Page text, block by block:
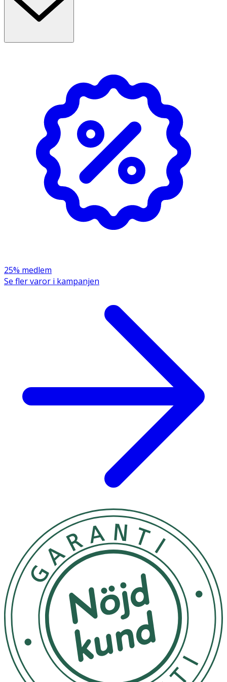
- Används 1–2 gånger dagligen under 10–14 dagar, eller
enligt rekommendation från tandvårdspersonal.
- Vid längre tids användning kan en brun missfärgning
uppstå på tänder och tunga. Denna missfärgning kan
enkelt tas bort av tandvårdspersonal.
- Undvik kontakt med ögon och öron.
- Utan alkohol och färgämnen.
- Med mintsmak.
Aqua, Glycerin, Xylitol, PEG-40 hydrogenated Castor Oil,
Aroma, Chlorhexidine Digluconate, Sodium Fluoride, Citric
acid, Potassium Acesulfame.
25% medlem
Se fler varor i kampanjen